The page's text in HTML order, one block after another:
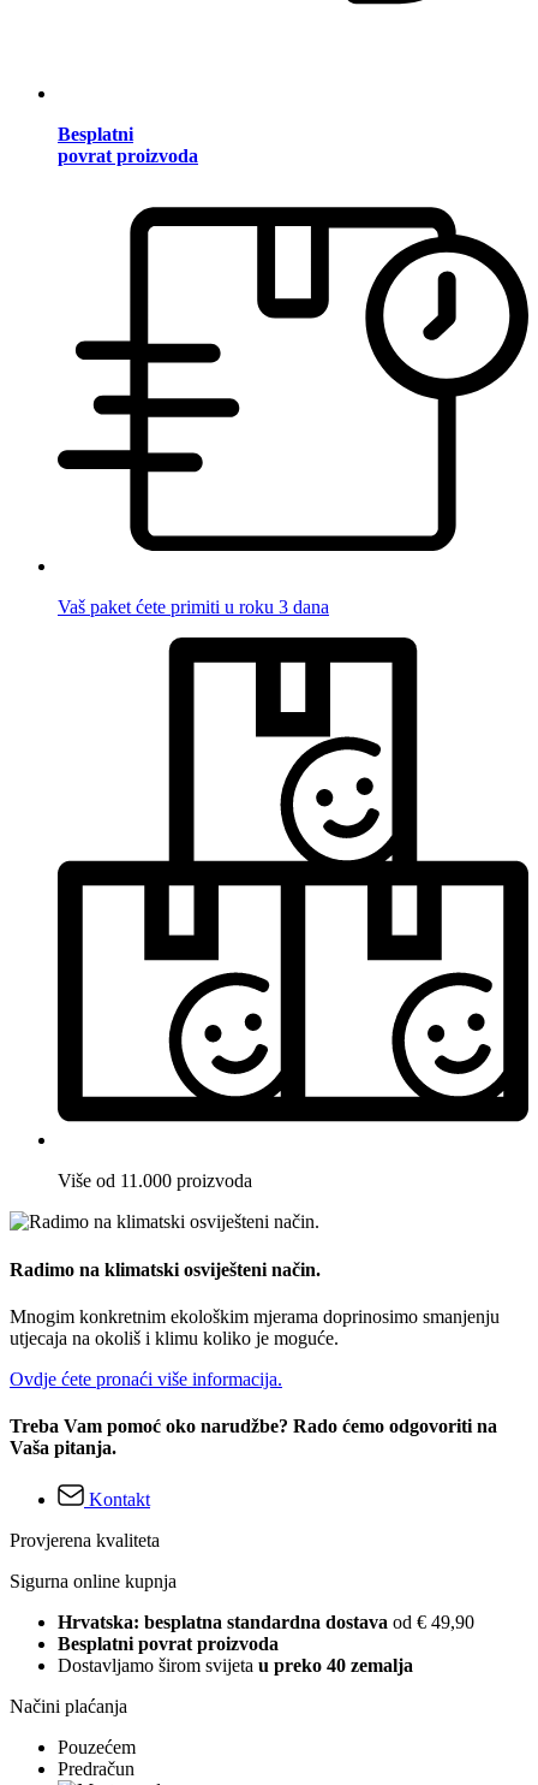
Besplatni
povrat proizvoda
Vaš paket ćete primiti u roku 3 dana
Više od 11.000 proizvoda
Radimo na klimatski osviješteni način.
Mnogim konkretnim ekološkim mjerama doprinosimo smanjenju
utjecaja na okoliš i klimu koliko je moguće.
Ovdje ćete pronaći više informacija.
Treba Vam pomoć oko narudžbe? Rado ćemo odgovoriti na
Vaša pitanja.
Kontakt
Provjerena kvaliteta
Sigurna online kupnja
Hrvatska: besplatna standardna dostava od € 49,90
Besplatni povrat proizvoda
Dostavljamo širom svijeta u preko 40 zemalja
Načini plaćanja
Pouzećem
Predračun